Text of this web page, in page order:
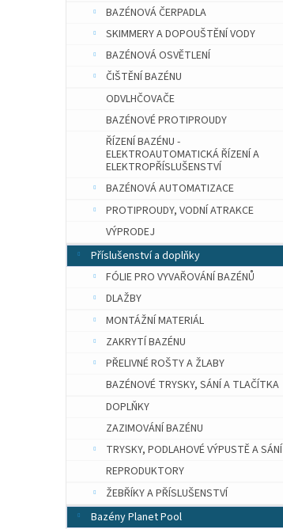
BAZÉNOVÁ ČERPADLA
SKIMMERY A DOPOUŠTĚNÍ VODY
BAZÉNOVÁ OSVĚTLENÍ
ČIŠTĚNÍ BAZÉNU
ODVLHČOVAČE
BAZÉNOVÉ PROTIPROUDY
ŘÍZENÍ BAZÉNU -
ELEKTROAUTOMATICKÁ ŘÍZENÍ A
ELEKTROPŘÍSLUŠENSTVÍ
BAZÉNOVÁ AUTOMATIZACE
PROTIPROUDY, VODNÍ ATRAKCE
VÝPRODEJ
Příslušenství a doplňky
FÓLIE PRO VYVAŘOVÁNÍ BAZÉNŮ
DLAŽBY
MONTÁŽNÍ MATERIÁL
ZAKRYTÍ BAZÉNU
PŘELIVNÉ ROŠTY A ŽLABY
BAZÉNOVÉ TRYSKY, SÁNÍ A TLAČÍTKA
DOPLŇKY
ZAZIMOVÁNÍ BAZÉNU
TRYSKY, PODLAHOVÉ VÝPUSTĚ A SÁNÍ
REPRODUKTORY
ŽEBŘÍKY A PŘÍSLUŠENSTVÍ
Bazény Planet Pool